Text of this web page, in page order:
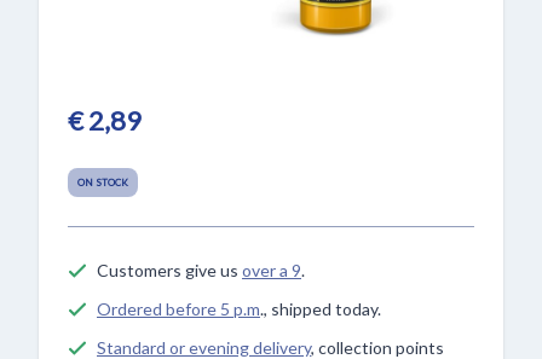
€ 2,89
ON STOCK
Customers give us over a 9.
Ordered before 5 p.m., shipped today.
Standard or evening delivery, collection points